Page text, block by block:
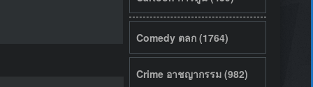
Comedy ตลก (1764)
Crime อาชญากรรม (982)